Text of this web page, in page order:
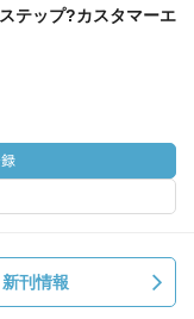
テップ?カスタマーエ
刊情報